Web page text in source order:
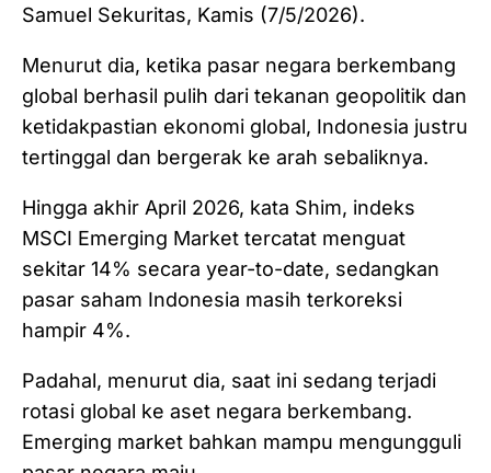
Samuel Sekuritas, Kamis (7/5/2026).
‎Menurut dia, ketika pasar negara berkembang
global berhasil pulih dari tekanan geopolitik dan
ketidakpastian ekonomi global, Indonesia justru
tertinggal dan bergerak ke arah sebaliknya.
‎Hingga akhir April 2026, kata Shim, indeks
MSCI Emerging Market tercatat menguat
sekitar 14% secara year-to-date, sedangkan
pasar saham Indonesia masih terkoreksi
hampir 4%.
‎Padahal, menurut dia, saat ini sedang terjadi
rotasi global ke aset negara berkembang.
Emerging market bahkan mampu mengungguli